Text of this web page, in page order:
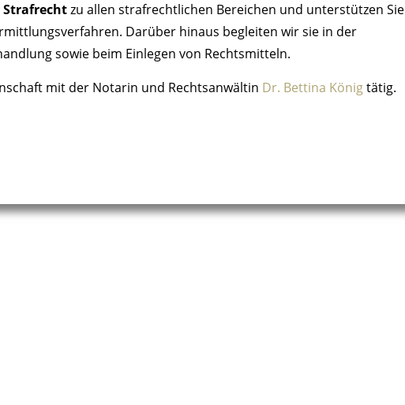
Strafrechtzu allen strafrechtlichen Bereichen und unterstützen Sie
Darüber hinaus begleiten wir sie in der
sowie beim Einlegen von Rechtsmitteln.
mit der Notarin und Rechtsanwältin Dr. Bettina Königtätig.